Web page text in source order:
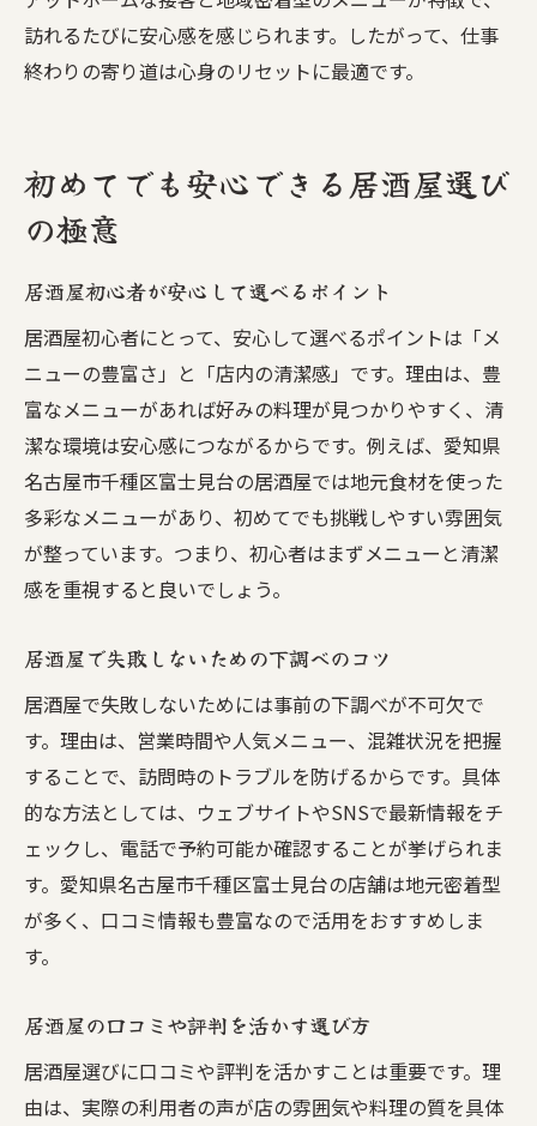
訪れるたびに安心感を感じられます。したがって、仕事
終わりの寄り道は心身のリセットに最適です。
初めてでも安心できる居酒屋選び
の極意
居酒屋初心者が安心して選べるポイント
居酒屋初心者にとって、安心して選べるポイントは「メ
ニューの豊富さ」と「店内の清潔感」です。理由は、豊
富なメニューがあれば好みの料理が見つかりやすく、清
潔な環境は安心感につながるからです。例えば、愛知県
名古屋市千種区富士見台の居酒屋では地元食材を使った
多彩なメニューがあり、初めてでも挑戦しやすい雰囲気
が整っています。つまり、初心者はまずメニューと清潔
感を重視すると良いでしょう。
居酒屋で失敗しないための下調べのコツ
居酒屋で失敗しないためには事前の下調べが不可欠で
す。理由は、営業時間や人気メニュー、混雑状況を把握
することで、訪問時のトラブルを防げるからです。具体
的な方法としては、ウェブサイトやSNSで最新情報をチ
ェックし、電話で予約可能か確認することが挙げられま
す。愛知県名古屋市千種区富士見台の店舗は地元密着型
が多く、口コミ情報も豊富なので活用をおすすめしま
す。
居酒屋の口コミや評判を活かす選び方
居酒屋選びに口コミや評判を活かすことは重要です。理
由は、実際の利用者の声が店の雰囲気や料理の質を具体